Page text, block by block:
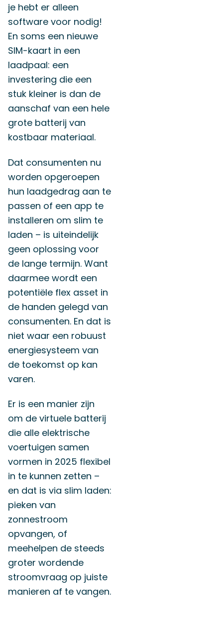
je hebt er alleen
software voor nodig!
En soms een nieuwe
SIM-kaart in een
laadpaal: een
investering die een
stuk kleiner is dan de
aanschaf van een hele
grote batterij van
kostbaar materiaal.
Dat consumenten nu
worden opgeroepen
hun laadgedrag aan te
passen of een app te
installeren om slim te
laden – is uiteindelijk
geen oplossing voor
de lange termijn. Want
daarmee wordt een
potentiële flex asset in
de handen gelegd van
consumenten. En dat is
niet waar een robuust
energiesysteem van
de toekomst op kan
varen.
Er is een manier zijn
om de virtuele batterij
die alle elektrische
voertuigen samen
vormen in 2025 flexibel
in te kunnen zetten –
en dat is via slim laden:
pieken van
zonnestroom
opvangen, of
meehelpen de steeds
groter wordende
stroomvraag op juiste
manieren af te vangen.